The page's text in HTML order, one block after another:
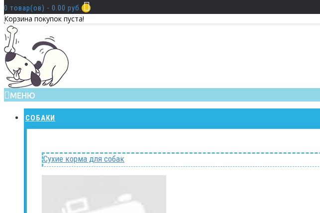
0 товар(ов) - 0.00 руб.
Корзина покупок пуста!
МЕНЮ
СОБАКИ
Сухие корма для собак